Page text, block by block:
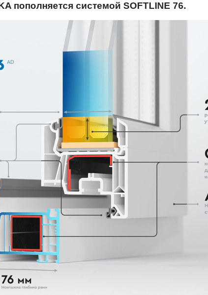
пополняется системой SOFTLINE 76.